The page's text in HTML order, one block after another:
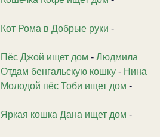
Кот Рома в Добрые руки -
Пёс Джой ищет дом - Людмила
Отдам бенгальскую кошку - Нина
Молодой пёс Тоби ищет дом -
Яркая кошка Дана ищет дом -